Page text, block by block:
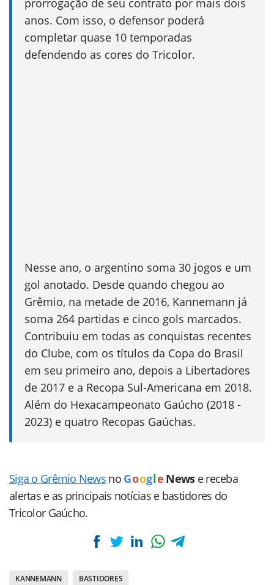
prorrogação de seu contrato por mais dois
anos. Com isso, o defensor poderá
completar quase 10 temporadas
defendendo as cores do Tricolor.
Nesse ano, o argentino soma 30 jogos e um
gol anotado. Desde quando chegou ao
Grêmio, na metade de 2016, Kannemann já
soma 264 partidas e cinco gols marcados.
Contribuiu em todas as conquistas recentes
do Clube, com os títulos da Copa do Brasil
em seu primeiro ano, depois a Libertadores
de 2017 e a Recopa Sul-Americana em 2018.
Além do Hexacampeonato Gaúcho (2018 -
2023) e quatro Recopas Gaúchas.
Siga o Grêmio News no Goog le News e receba
alertas e as principais notícias e bastidores do
Tricolor Gaúcho.
KANNEMANN BASTIDORES